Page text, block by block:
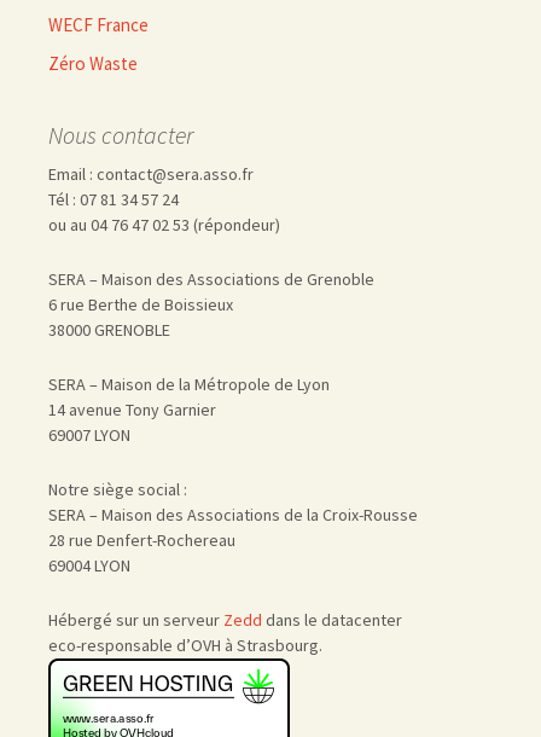
WECF France
Zéro Waste
Nous contacter
Email : contact@sera.asso.fr
Tél : 07 81 34 57 24
ou au 04 76 47 02 53 (répondeur)
SERA – Maison des Associations de Grenoble
6 rue Berthe de Boissieux
38000 GRENOBLE
SERA – Maison de la Métropole de Lyon
14 avenue Tony Garnier
69007 LYON
Notre siège social :
SERA – Maison des Associations de la Croix-Rousse
28 rue Denfert-Rochereau
69004 LYON
Hébergé sur un serveur Zedd dans le datacenter
eco-responsable d’OVH à Strasbourg.